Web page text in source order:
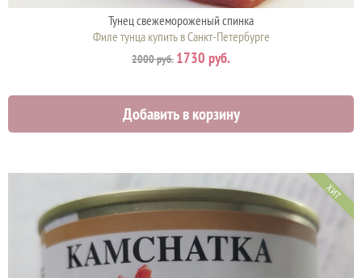
Тунец свежемороженый спинка
Филе тунца купить в Санкт-Петербурге
2000 руб. 1730 руб.
Добавить в корзину
ХИТ